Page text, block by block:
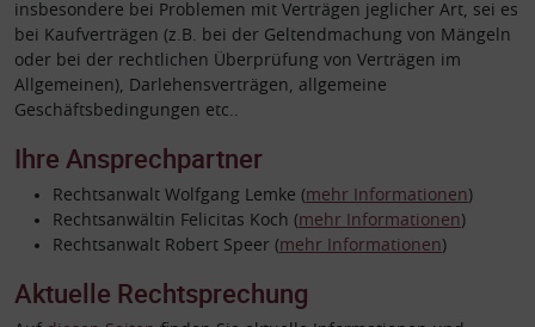
insbesondere bei Problemen mit Verträgen jeglicher Art, sei es
bei Kaufverträgen (z.B. bei der Geltendmachung von Mängeln
oder bei der rechtlichen Überprüfung von Verträgen im
Allgemeinen), Darlehensverträgen, allgemeine
Geschäftsbedingungen etc..
Ihre Ansprechpartner
Rechtsanwalt Wolfgang Lemke (mehr Informationen)
Rechtsanwältin Felicitas Koch (mehr Informationen)
Rechtsanwalt Robert Speer (mehr Informationen)
Aktuelle Rechtsprechung